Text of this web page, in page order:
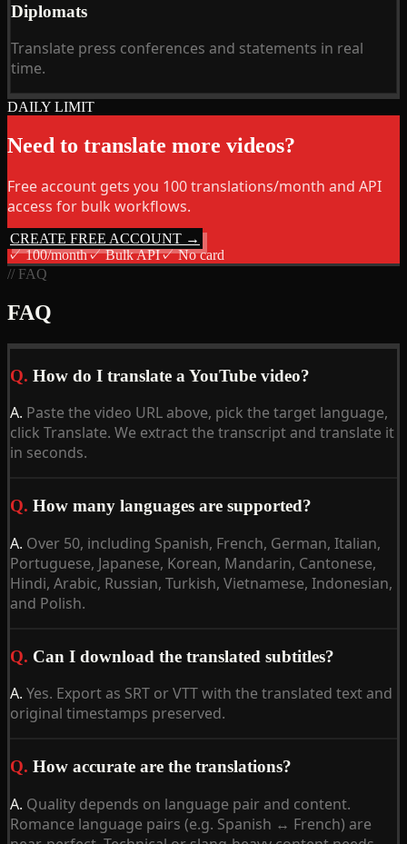
Diplomats
Translate press conferences and statements in real
time.
DAILY LIMIT
Need to translate more videos?
Free account gets you 100 translations/month and API
access for bulk workflows.
CREATE FREE ACCOUNT →
✓100/month✓Bulk API✓No card
// FAQ
FAQ
Q. How do I translate a YouTube video?
A. Paste the video URL above, pick the target language,
click Translate. We extract the transcript and translate it
in seconds.
Q. How many languages are supported?
A. Over 50, including Spanish, French, German, Italian,
Portuguese, Japanese, Korean, Mandarin, Cantonese,
Hindi, Arabic, Russian, Turkish, Vietnamese, Indonesian,
and Polish.
Q. Can I download the translated subtitles?
A. Yes. Export as SRT or VTT with the translated text and
original timestamps preserved.
Q. How accurate are the translations?
A. Quality depends on language pair and content.
Romance language pairs (e.g. Spanish ↔ French) are